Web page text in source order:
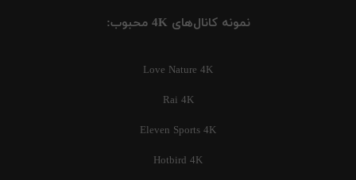
نمونه کانال‌های 4K محبوب:
Love Nature 4K
Rai 4K
Eleven Sports 4K
Hotbird 4K